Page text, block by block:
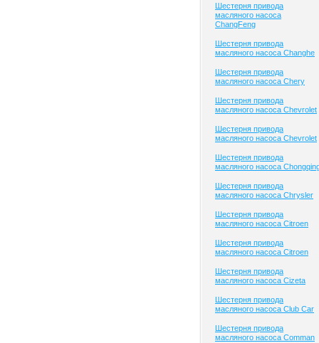
Шестерня привода
масляного насоса
ChangFeng
Шестерня привода
масляного насоса Changhe
Шестерня привода
масляного насоса Chery
Шестерня привода
масляного насоса Chevrolet
Шестерня привода
масляного насоса Chevrolet
Шестерня привода
масляного насоса
Шестерня привода
масляного насоса Chrysler
Шестерня привода
масляного насоса Citroen
Шестерня привода
масляного насоса Citroen
Шестерня привода
масляного насоса Cizeta
Шестерня привода
масляного насоса Club Сar
Шестерня привода
масляного насоса Comman